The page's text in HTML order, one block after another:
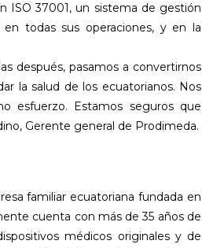
ISO 37001, un sistema de gestión
todas sus operaciones, y en la
después, pasamos a convertirnos
la salud de los ecuatorianos. Nos
esfuerzo. Estamos seguros que
Gerente general de Prodimeda.
familiar ecuatoriana fundada en
cuenta con más de 35 años de
médicos originales y de